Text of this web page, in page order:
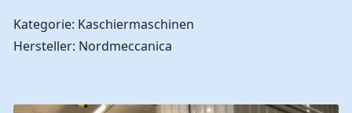
Kategorie: Kaschiermaschinen
Hersteller: Nordmeccanica